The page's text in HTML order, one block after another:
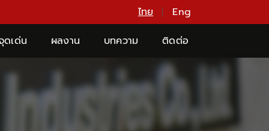
ไทย
Eng
ดเด่น
ผลงาน บทความ ติดต่อ